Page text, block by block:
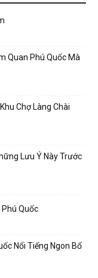
Quan Phú Quốc Mà
Chợ Làng Chài
Lưu Ý Này Trước
Quốc
Nổi Tiếng Ngon Bổ